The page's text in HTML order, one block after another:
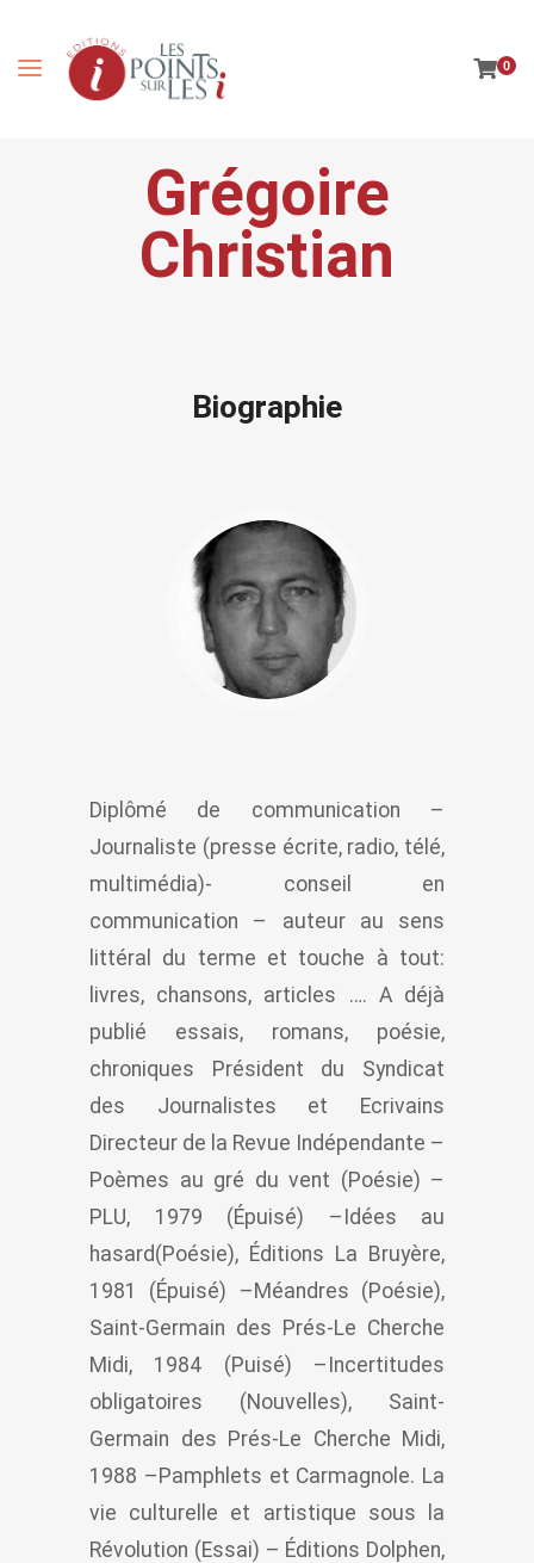
0
Grégoire
Christian
Biographie
Diplômé de communication –
Journaliste (presse écrite, radio, télé,
multimédia)- conseil en
communication – auteur au sens
littéral du terme et touche à tout:
livres, chansons, articles …. A déjà
publié essais, romans, poésie,
chroniques Président du Syndicat
des Journalistes et Ecrivains
Directeur de la Revue Indépendante –
Poèmes au gré du vent (Poésie) –
PLU, 1979 (Épuisé) –Idées au
hasard(Poésie), Éditions La Bruyère,
1981 (Épuisé) –Méandres (Poésie),
Saint-Germain des Prés-Le Cherche
Midi, 1984 (Puisé) –Incertitudes
obligatoires (Nouvelles), Saint-
Germain des Prés-Le Cherche Midi,
1988 –Pamphlets et Carmagnole. La
vie culturelle et artistique sous la
Révolution (Essai) – Éditions Dolphen,